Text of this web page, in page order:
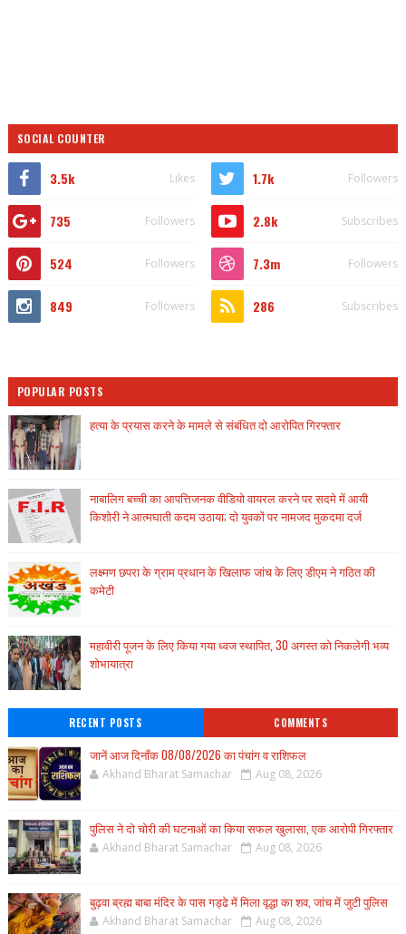
SOCIAL COUNTER
3.5k Likes 1.7k Followers
735 Followers 2.8k Subscribes
524 Followers 7.3m Followers
849 Followers 286 Subscribes
POPULAR POSTS
हत्या के प्रयास करने के मामले से संबंधित दो आरोपित गिरफ्तार
नाबालिग बच्ची का आपत्तिजनक वीडियो वायरल करने पर सदमे में आयी
किशोरी ने आत्मघाती कदम उठाया; दो युवकों पर नामजद मुकदमा दर्ज
लक्ष्मण छपरा के ग्राम प्रधान के खिलाफ जांच के लिए डीएम ने गठित की
कमेटी
महावीरी पूजन के लिए किया गया ध्वज स्थापित, 30 अगस्त को निकलेगी भव्य
शोभायात्रा
RECENT POSTS COMMENTS
जानें आज दिनाँक 08/08/2026 का पंचांग व राशिफल
Akhand Bharat Samachar Aug 08, 2026
पुलिस ने दो चोरी की घटनाओं का किया सफल खुलासा, एक आरोपी गिरफ्तार
Akhand Bharat Samachar Aug 08, 2026
बुढ़वा ब्रह्म बाबा मंदिर के पास गड्ढे में मिला वृद्धा का शव, जांच में जुटी पुलिस
Akhand Bharat Samachar Aug 08, 2026